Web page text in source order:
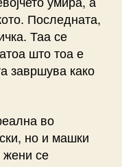
Последната,
Таа се
што тоа е
завршува како
во
но и машки
се